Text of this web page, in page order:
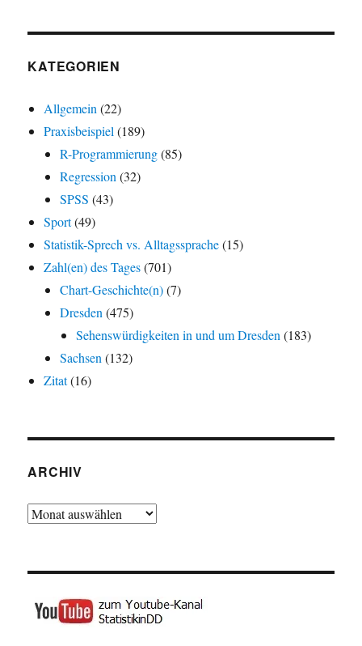
KATEGORIEN
Allgemein(22)
Praxisbeispiel(189)
R-Programmierung(85)
Regression(32)
SPSS (43)
Sport(49)
Statistik-Sprech vs. Alltagssprache(15)
Zahl(en) des Tages(701)
Chart-Geschichte(n)(7)
Dresden(475)
Sehenswürdigkeiten in und um Dresden(183)
Sachsen(132)
Zitat(16)
ARCHIV
Archiv